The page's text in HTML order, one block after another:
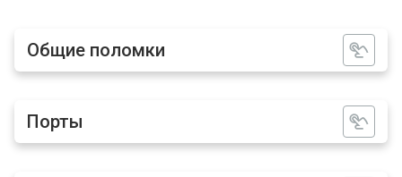
Общие поломки
Порты